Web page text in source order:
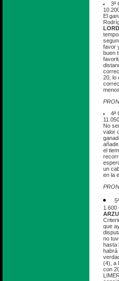
3ª
El
favor
buen
20, lo
4ª
No
valor
el
un
en la
1.600
que
no
hasta
habrá
(4), a
con